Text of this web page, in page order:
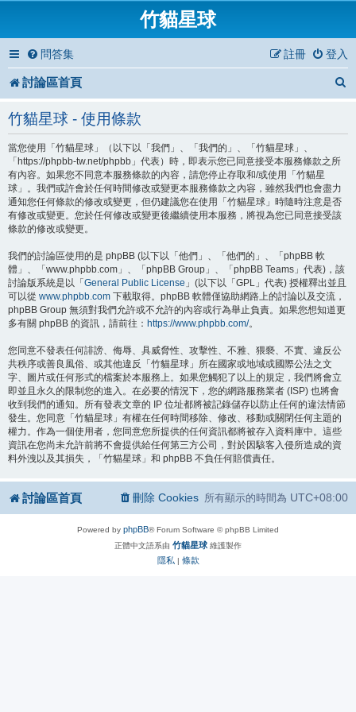
竹貓星球
問答集 登入
註冊
討論區首頁
竹貓星球 - 使用條款
當您使用「竹貓星球」（以下以「我們」、「我們的」、「竹貓星球」、
「https://phpbb-tw.net/phpbb」代表）時，即表示您已同意接受本服務條款之所
有內容。如果您不同意本服務條款的內容，請您停止存取和/或使用「竹貓星
球」。我們或許會於任何時間修改或變更本服務條款之內容，雖然我們也會盡力
通知您任何條款的修改或變更，但仍建議您在使用「竹貓星球」時隨時注意是否
有修改或變更。您於任何修改或變更後繼續使用本服務，將視為您已同意接受該
條款的修改或變更。
我們的討論區使用的是 phpBB (以下以「他們」、「他們的」、「phpBB 軟
體」、「www.phpbb.com」、「phpBB Group」、「phpBB Teams」代表)，該
討論版系統是以「 General Public License 」(以下以「GPL」代表) 授權釋出並且
可以從 www.phpbb.com 下載取得。phpBB 軟體僅協助網路上的討論以及交流，
phpBB Group 無須對我們允許或不允許的內容或行為舉止負責。如果您想知道更
多有關 phpBB 的資訊，請前往： https://www.phpbb.com/。
您同意不發表任何誹謗、侮辱、具威脅性、攻擊性、不雅、猥褻、不實、違反公
共秩序或善良風俗、或其他違反「竹貓星球」所在國家或地域或國際公法之文
字、圖片或任何形式的檔案於本服務上。如果您觸犯了以上的規定，我們將會立
即並且永久的限制您的進入。在必要的情況下，您的網路服務業者 (ISP) 也將會
收到我們的通知。所有發表文章的 IP 位址都將被記錄儲存以防止任何的違法情節
發生。您同意「竹貓星球」有權在任何時間移除、修改、移動或關閉任何主題的
權力。作為一個使用者，您同意您所提供的任何資訊都將被存入資料庫中。這些
資訊在您尚未允許前將不會提供給任何第三方公司，對於因駭客入侵所造成的資
料外洩以及其損失，「竹貓星球」和 phpBB 不負任何賠償責任。
討論區首頁 所有顯示的時間為 UTC+08:00
刪除 Cookies
Powered by phpBB® Forum Software © phpBB Limited
正體中文語系由 竹貓星球 維護製作
隱私 | 條款